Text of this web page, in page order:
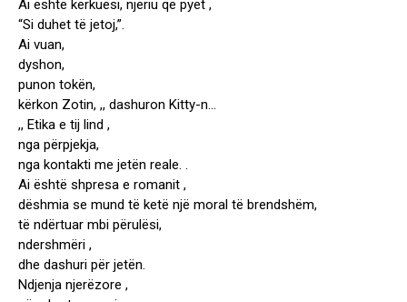
Ai është kërkuesi, njeriu që pyet ,
“Si duhet të jetoj,”.
Ai vuan,
dyshon,
punon tokën,
kërkon Zotin, ,, dashuron Kitty-n…
,, Etika e tij lind ,
nga përpjekja,
nga kontakti me jetën reale. .
Ai është shpresa e romanit ,
dëshmia se mund të ketë një moral të brendshëm,
të ndërtuar mbi përulësi,
ndershmëri ,
dhe dashuri për jetën.
Ndjenja njerëzore ,